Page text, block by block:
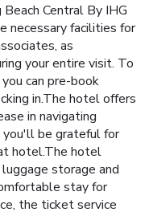
Central By IHG
necessary facilities for
as
your entire visit. To
can pre-book
in.The hotel offers
in navigating
you'll be grateful for
hotel.The hotel
storage and
stay for
the ticket service